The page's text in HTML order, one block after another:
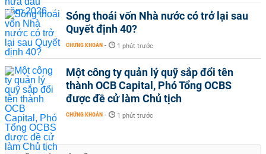
Sóng thoái vốn Nhà nước có trở lại sau
Quyết định 40?
CHỨNG KHOÁN - 1 phút trước
Một công ty quản lý quỹ sắp đổi tên
thành OCB Capital, Phó Tổng OCBS
được đề cử làm Chủ tịch
CHỨNG KHOÁN - 1 phút trước